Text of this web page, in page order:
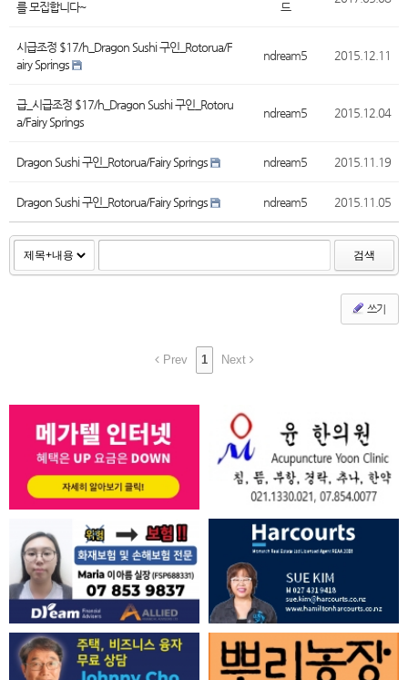
를 모집합니다~
드
시급조정 $17/h_Dragon Sushi 구인_Rotorua/F
airy Springs
ndream5 2015.12.11
급_시급조정 $17/h_Dragon Sushi 구인_Rotoru
a/Fairy Springs
ndream5 2015.12.04
Dragon Sushi 구인_Rotorua/Fairy Springs ndream5 2015.11.19
Dragon Sushi 구인_Rotorua/Fairy Springs ndream5 2015.11.05
검색
쓰기
Prev 1 Next